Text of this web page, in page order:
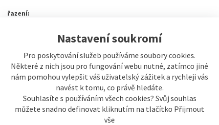
Nastavení soukromí
Pro poskytování služeb používáme soubory cookies.
Některé z nich jsou pro fungování webu nutné, zatímco jiné
nám pomohou vylepšit váš uživatelský zážitek a rychleji vás
navést k tomu, co právě hledáte.
Souhlasíte s používáním všech cookies? Svůj souhlas
můžete snadno definovat kliknutím na tlačítko Přijmout
vše
řazení:
Od nejlevnějšího Od nejdražšího
Buňkově s obrázky
Řádkově s obrázky